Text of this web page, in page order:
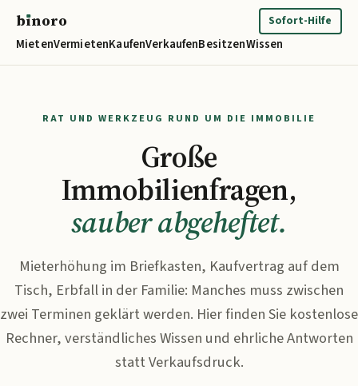
bınoro
MietenVermietenKaufenVerkaufenBesitzenWissen
Sofort-Hilfe
RAT UND WERKZEUG RUND UM DIE IMMOBILIE
Große
Immobilienfragen,
sauber abgeheftet.
Mieterhöhung im Briefkasten, Kaufvertrag auf dem
Tisch, Erbfall in der Familie: Manches muss zwischen
zwei Terminen geklärt werden. Hier finden Sie kostenlose
Rechner, verständliches Wissen und ehrliche Antworten
statt Verkaufsdruck.